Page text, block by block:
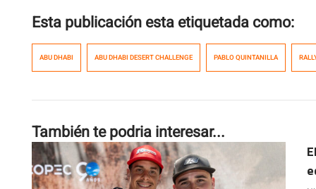
Esta publicación esta etiquetada como:
ABU DHABI ABU DHABI DESERT CHALLENGE PABLO QUINTANILLA
También te podria interesar...